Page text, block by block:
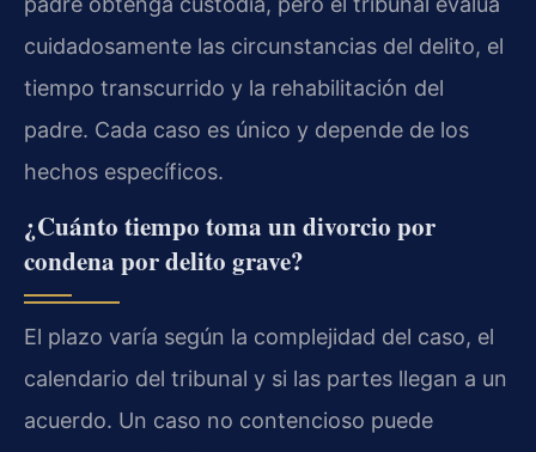
cuidadosamente las circunstancias del delito, el
tiempo transcurrido y la rehabilitación del
padre. Cada caso es único y depende de los
hechos específicos.
¿Cuánto tiempo toma un divorcio por
condena por delito grave?
El plazo varía según la complejidad del caso, el
calendario del tribunal y si las partes llegan a un
acuerdo. Un caso no contencioso puede